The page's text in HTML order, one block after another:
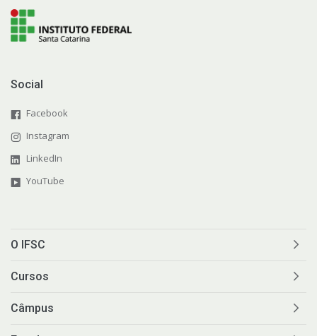
Social
Facebook
Instagram
LinkedIn
YouTube
O IFSC
Cursos
Câmpus